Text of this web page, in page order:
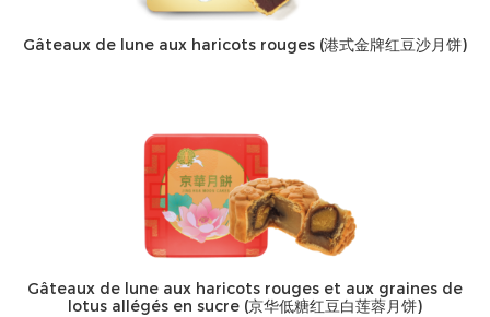
Gâteaux de lune aux haricots rouges (港式金牌红豆沙月饼)
Gâteaux de lune aux haricots rouges et aux graines de
lotus allégés en sucre (京华低糖红豆白莲蓉月饼)